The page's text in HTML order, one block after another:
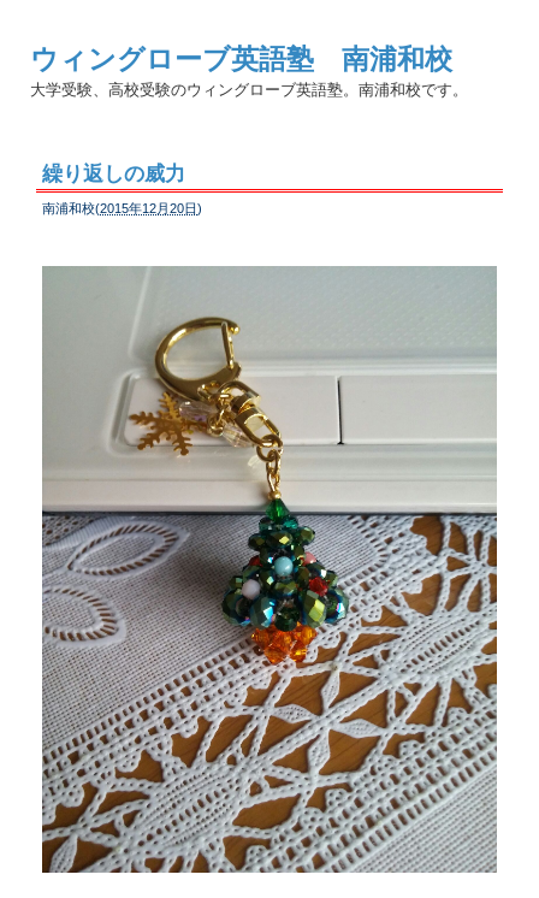
ウィングローブ英語塾 南浦和校
大学受験、高校受験のウィングローブ英語塾。南浦和校です。
繰り返しの威力
南浦和校(2015年12月20日)